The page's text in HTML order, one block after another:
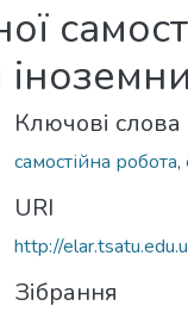
Ключові слова
самостійна робота,
URI
http://
Зібрання